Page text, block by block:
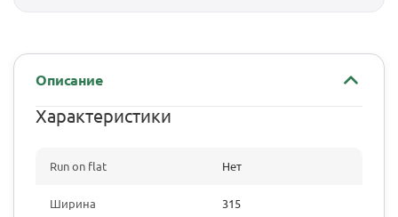
Описание
Характеристики
Run on flat Нет
Ширина 315